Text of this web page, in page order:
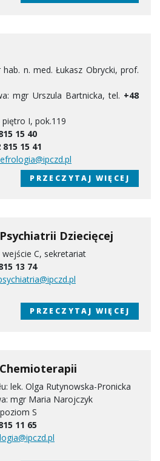
hab. n. med. Łukasz Obrycki, prof.
mgr Urszula Bartnicka, tel. +48
piętro I, pok.119
15 40
815 15 41
PRZECZYTAJ WIĘCEJ
Dziecięcej
C, sekretariat
13 74
PRZECZYTAJ WIĘCEJ
lek. Olga Rutynowska-Pronicka
mgr Maria Narojczyk
S
11 65